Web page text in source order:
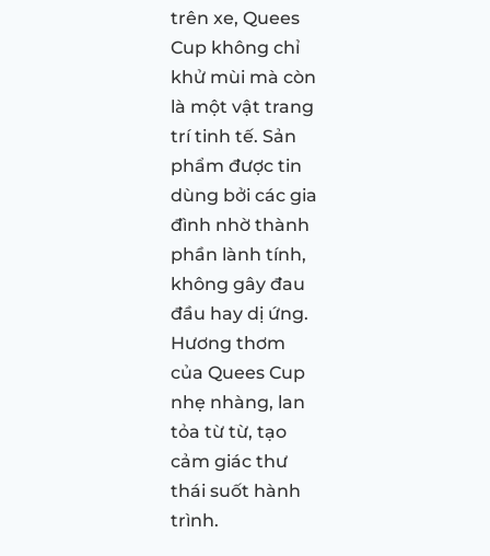
trên xe, Quees
Cup không chỉ
khử mùi mà còn
là một vật trang
trí tinh tế. Sản
phẩm được tin
dùng bởi các gia
đình nhờ thành
phần lành tính,
không gây đau
đầu hay dị ứng.
Hương thơm
của Quees Cup
nhẹ nhàng, lan
tỏa từ từ, tạo
cảm giác thư
thái suốt hành
trình.